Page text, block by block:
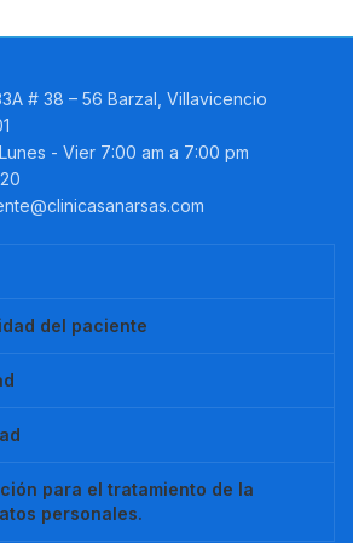
# 38 – 56 Barzal, Villavicencio
- Vier 7:00 am a 7:00 pm
del paciente
para el tratamiento de la
personales.